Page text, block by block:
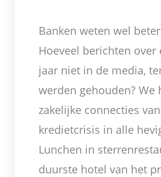
Banken weten wel
Hoeveel berichten
jaar niet in de media,
werden gehouden?
zakelijke connecties
kredietcrisis in alle
Lunchen in
duurste hotel van het